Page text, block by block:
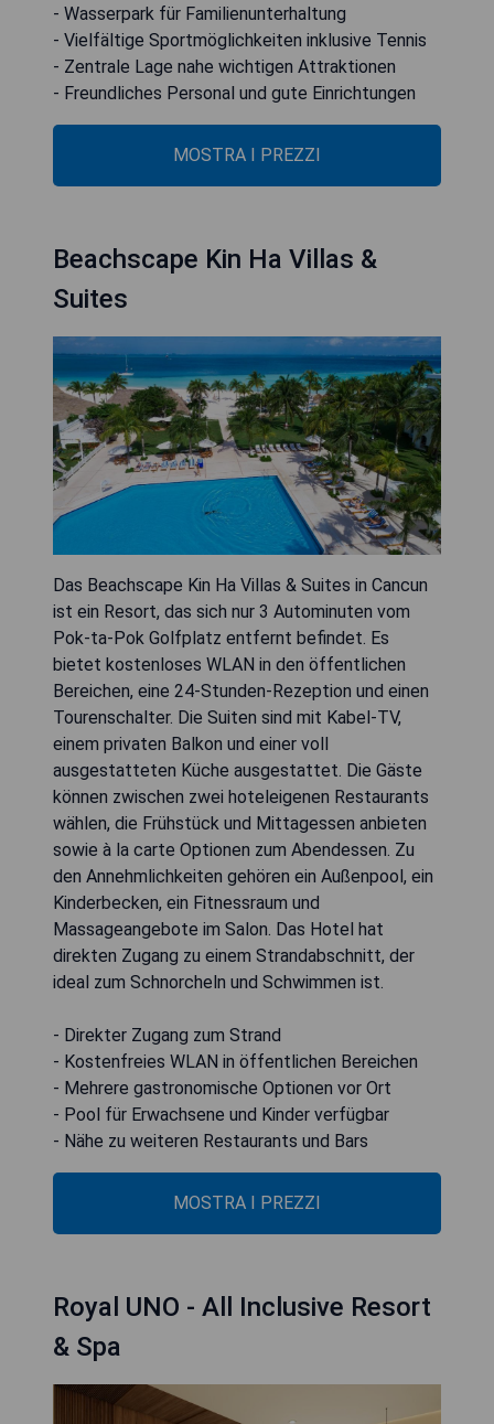
- Wasserpark für Familienunterhaltung
- Vielfältige Sportmöglichkeiten inklusive Tennis
- Zentrale Lage nahe wichtigen Attraktionen
- Freundliches Personal und gute Einrichtungen
MOSTRA I PREZZI
Beachscape Kin Ha Villas &
Suites
Das Beachscape Kin Ha Villas & Suites in Cancun
ist ein Resort, das sich nur 3 Autominuten vom
Pok-ta-Pok Golfplatz entfernt befindet. Es
bietet kostenloses WLAN in den öffentlichen
Bereichen, eine 24-Stunden-Rezeption und einen
Tourenschalter. Die Suiten sind mit Kabel-TV,
einem privaten Balkon und einer voll
ausgestatteten Küche ausgestattet. Die Gäste
können zwischen zwei hoteleigenen Restaurants
wählen, die Frühstück und Mittagessen anbieten
sowie à la carte Optionen zum Abendessen. Zu
den Annehmlichkeiten gehören ein Außenpool, ein
Kinderbecken, ein Fitnessraum und
Massageangebote im Salon. Das Hotel hat
direkten Zugang zu einem Strandabschnitt, der
ideal zum Schnorcheln und Schwimmen ist.
- Direkter Zugang zum Strand
- Kostenfreies WLAN in öffentlichen Bereichen
- Mehrere gastronomische Optionen vor Ort
- Pool für Erwachsene und Kinder verfügbar
- Nähe zu weiteren Restaurants und Bars
MOSTRA I PREZZI
Royal UNO - All Inclusive Resort
& Spa